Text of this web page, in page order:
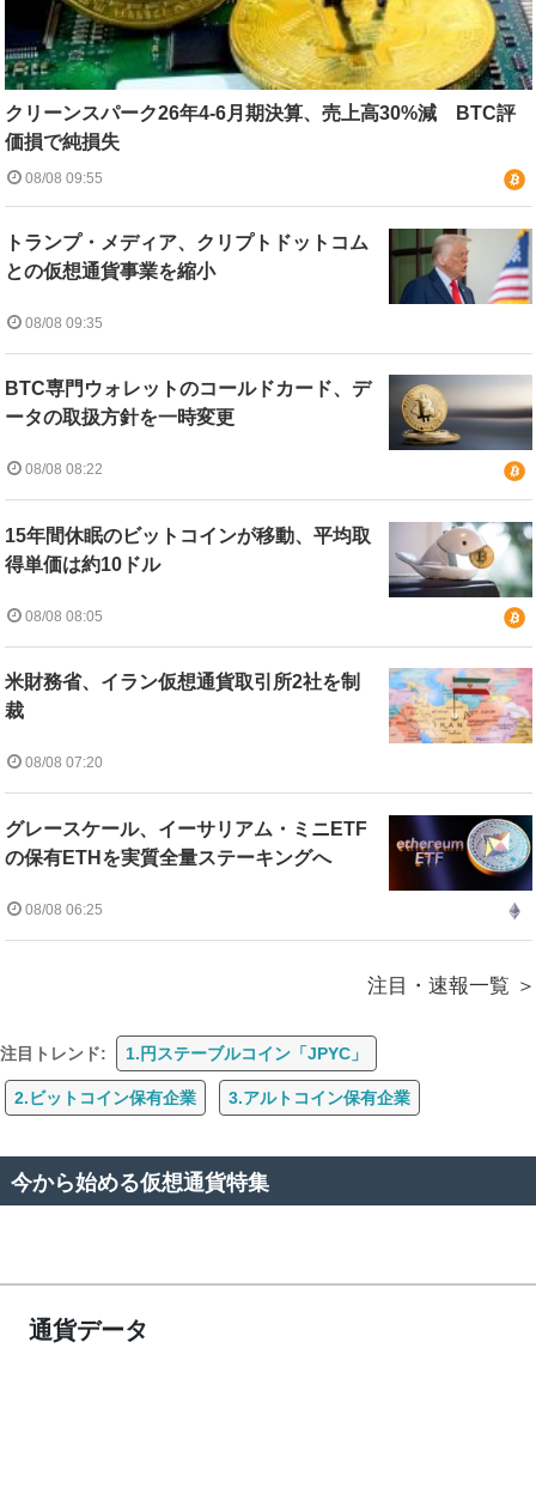
クリーンスパーク26年4-6月期決算、売上高30%減 BTC評
価損で純損失
08/08 09:55
トランプ・メディア、クリプトドットコム
との仮想通貨事業を縮小
08/08 09:35
BTC専門ウォレットのコールドカード、デ
ータの取扱方針を一時変更
08/08 08:22
15年間休眠のビットコインが移動、平均取
得単価は約10ドル
08/08 08:05
米財務省、イラン仮想通貨取引所2社を制
裁
08/08 07:20
グレースケール、イーサリアム・ミニETF
の保有ETHを実質全量ステーキングへ
08/08 06:25
注目・速報一覧
注目トレンド: 1.円ステーブルコイン「JPYC」
2.ビットコイン保有企業 3.アルトコイン保有企業
今から始める仮想通貨特集
通貨データ